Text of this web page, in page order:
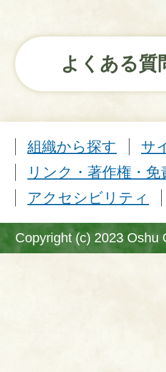
よくある質
組織から探す
サ
リンク・著作権・免
アクセシビリティ
Copyright (c) 2023 Oshu